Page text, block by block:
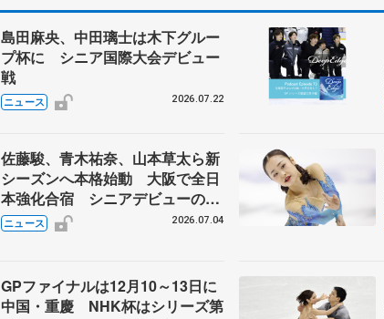
島田麻央、中田璃士は木下グルー
プ杯に シニア国際大会デビュー
戦
ニュース 2026.07.22
佐藤駿、青木祐奈、山本草太ら新
シーズンへ本格始動 大阪で全日
本強化合宿 シニアデビューの島
田麻央らも
ニュース 2026.07.04
GPファイナルは12月10～13日に
中国・重慶 NHK杯はシリーズ第